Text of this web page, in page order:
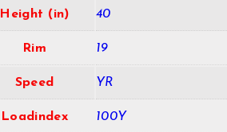
Height (in) 40
Rim 19
Speed YR
Loadindex 100Y